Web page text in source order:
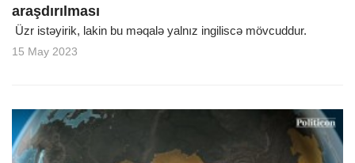
araşdırılması
Üzr istəyirik, lakin bu məqalə yalnız ingiliscə mövcuddur.
15 May 2023